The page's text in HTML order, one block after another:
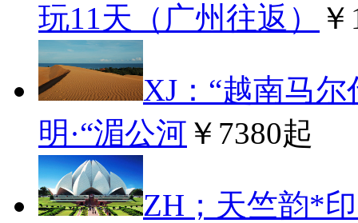
玩11天（广州往返）
XJ：“越南马尔
明·“湄公河 ￥7380起
ZH；天竺韵*